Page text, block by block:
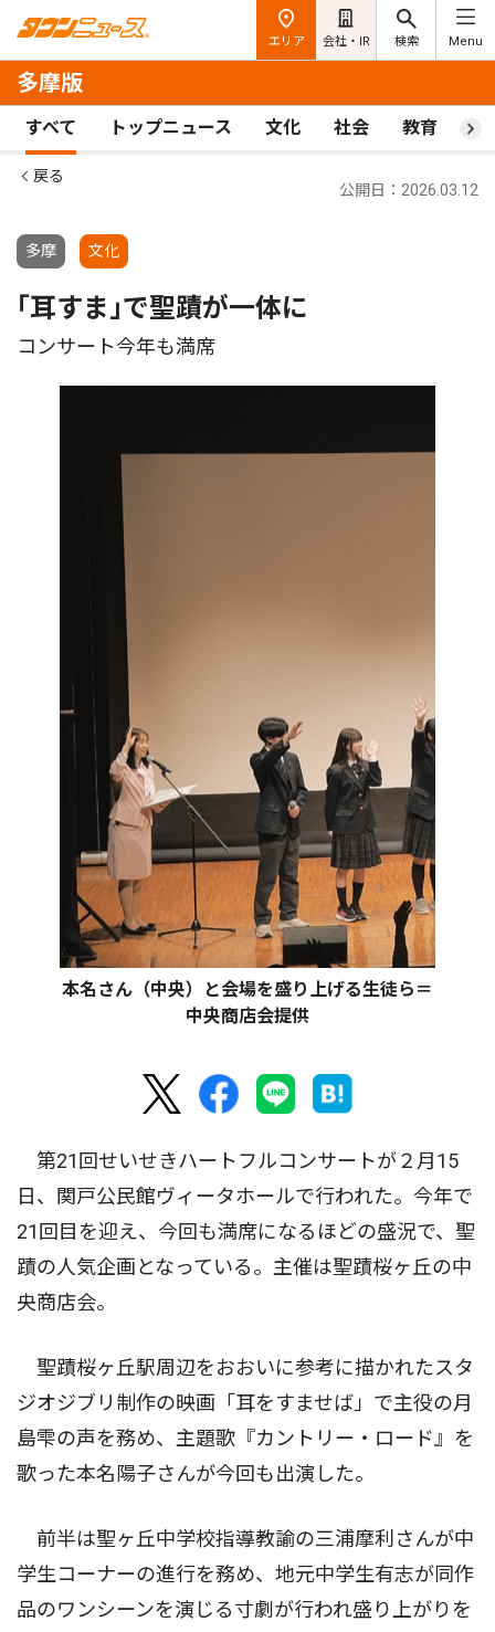
エリア 会社・IR 検索 Menu
多摩版
すべて トップニュース 文化 社会 教育 ス
戻る
多摩 文化
公開日：2026.03.12
｢耳すま｣で聖蹟が一体に
コンサート今年も満席
本名さん（中央）と会場を盛り上げる生徒ら＝
中央商店会提供
第21回せいせきハートフルコンサートが２月15
日、関戸公民館ヴィータホールで行われた。今年で
21回目を迎え、今回も満席になるほどの盛況で、聖
蹟の人気企画となっている。主催は聖蹟桜ヶ丘の中
央商店会。
聖蹟桜ヶ丘駅周辺をおおいに参考に描かれたスタ
ジオジブリ制作の映画「耳をすませば」で主役の月
島雫の声を務め、主題歌『カントリー・ロード』を
歌った本名陽子さんが今回も出演した。
前半は聖ヶ丘中学校指導教諭の三浦摩利さんが中
学生コーナーの進行を務め、地元中学生有志が同作
品のワンシーンを演じる寸劇が行われ盛り上がりを